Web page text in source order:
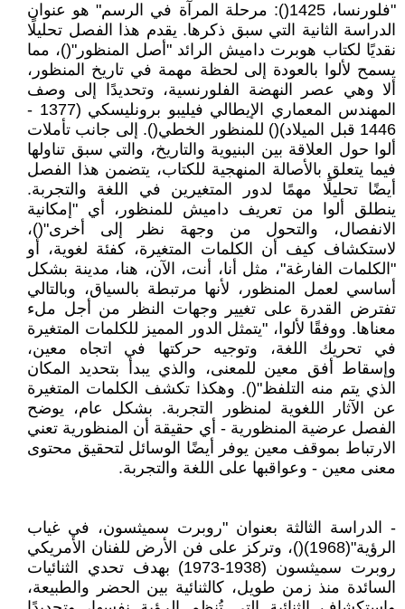
"فلورنسا، 1425(): مرحلة المرآة في الرسم" هو عنوان
الدراسة الثانية التي سبق ذكرها. يقدم هذا الفصل تحليلًا
نقديًا لكتاب هوبرت داميش الرائد "أصل المنظور"()، مما
يسمح لألوا بالعودة إلى لحظة مهمة في تاريخ المنظور،
ألا وهي عصر النهضة الفلورنسية، وتحديدًا إلى وصف
المهندس المعماري الإيطالي فيليبو برونليسكي (1377 -
1446 قبل الميلاد)() للمنظور الخطي(). إلى جانب تأملات
ألوا حول العلاقة بين البنيوية والتاريخ، والتي سبق تناولها
فيما يتعلق بالأصالة المنهجية للكتاب، يتضمن هذا الفصل
أيضًا تحليلًا مهمًا لدور المتغيرين في اللغة والتجربة.
ينطلق ألوا من تعريف داميش للمنظور، أي "إمكانية
الانفصال، والتحول من وجهة نظر إلى أخرى"()،
لاستكشاف كيف أن الكلمات المتغيرة، كفئة لغوية، أو
"الكلمات الفارغة"، مثل أنا، أنت، الآن، هنا، مدينة بشكل
أساسي لعمل المنظور، لأنها مرتبطة بالسياق، وبالتالي
تفترض القدرة على تغيير وجهات النظر من أجل ملء
معناها. ووفقًا لألوا، "يتمثل الدور المميز للكلمات المتغيرة
في تحريك اللغة، وتوجيه حركتها في اتجاه معين،
وإسقاط أفق معين للمعنى، والذي يبدأ بتحديد المكان
الذي يتم منه التلفظ"(). وهكذا تكشف الكلمات المتغيرة
عن الآثار اللغوية لمنظور التجربة. بشكل عام، يوضح
الفصل عرضية المنظورية - أي حقيقة أن المنظورية تعني
الارتباط بموقف معين يوفر أيضًا الوسائل لتحقيق محتوى
معنى معين - وعواقبها على اللغة والتجربة.
- الدراسة الثالثة بعنوان "روبرت سميثسون، في غياب
الرؤية"(1968)()، وتركز على فن الأرض للفنان الأمريكي
روبرت سميثسون (1938-1973) بهدف تحدي الثنائيات
السائدة منذ زمن طويل، كالثنائية بين الحضر والطبيعة،